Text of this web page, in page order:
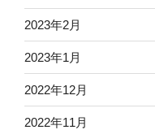
2023年2月
2023年1月
2022年12月
2022年11月